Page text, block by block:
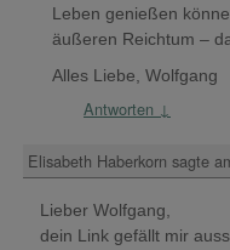
Leben genießen
äußeren Reichtum –
Alles Liebe, Wolfgang
Antworten ↓
Elisabeth Haberkorn sagte
Lieber Wolfgang,
dein Link gefällt mir